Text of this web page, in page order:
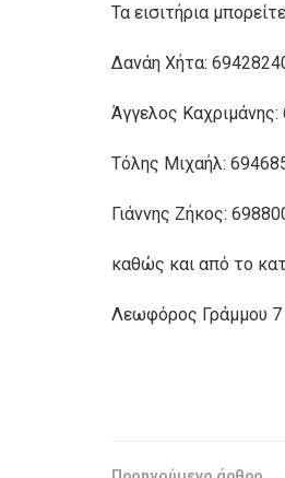
Τα εισιτήρια
Δανάη Χήτα:
Άγγελος
Τόλης Μιχαήλ:
Γιάννης Ζήκος:
καθώς και από το
Λεωφόρος Γράμμου 7